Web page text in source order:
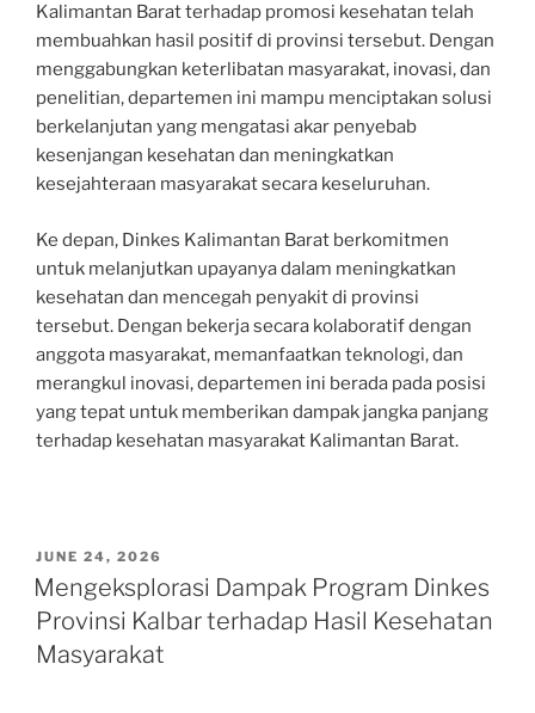
Kalimantan Barat terhadap promosi kesehatan telah
membuahkan hasil positif di provinsi tersebut. Dengan
menggabungkan keterlibatan masyarakat, inovasi, dan
penelitian, departemen ini mampu menciptakan solusi
berkelanjutan yang mengatasi akar penyebab
kesenjangan kesehatan dan meningkatkan
kesejahteraan masyarakat secara keseluruhan.
Ke depan, Dinkes Kalimantan Barat berkomitmen
untuk melanjutkan upayanya dalam meningkatkan
kesehatan dan mencegah penyakit di provinsi
tersebut. Dengan bekerja secara kolaboratif dengan
anggota masyarakat, memanfaatkan teknologi, dan
merangkul inovasi, departemen ini berada pada posisi
yang tepat untuk memberikan dampak jangka panjang
terhadap kesehatan masyarakat Kalimantan Barat.
POSTED
ON
JUNE 24, 2026
Mengeksplorasi Dampak Program Dinkes
Provinsi Kalbar terhadap Hasil Kesehatan
Masyarakat